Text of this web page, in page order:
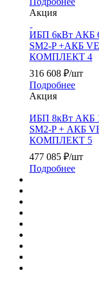
Акция
ИБП 6кВт АКБ
SM2-P +АКБ
КОМПЛЕКТ 4
316 608 ₽/шт
Подробнее
Акция
ИБП 8кВт АКБ
SM2-P + АКБ
КОМПЛЕКТ 5
477 085 ₽/шт
Подробнее